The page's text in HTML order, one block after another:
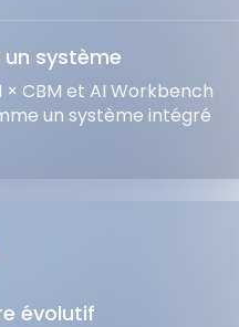
système
× CBM et AI Workbench
un système intégré
évolutif